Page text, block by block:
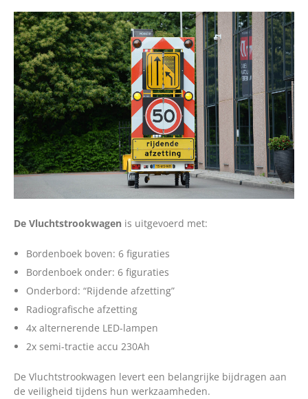
Vacatures
Contact
English
De Vluchtstrookwagen is uitgevoerd met:
Bordenboek boven: 6 figuraties
Bordenboek onder: 6 figuraties
Onderbord: “Rijdende afzetting”
Radiografische afzetting
4x alternerende LED-lampen
2x semi-tractie accu 230Ah
De Vluchtstrookwagen levert een belangrijke bijdragen aan
de veiligheid tijdens hun werkzaamheden.